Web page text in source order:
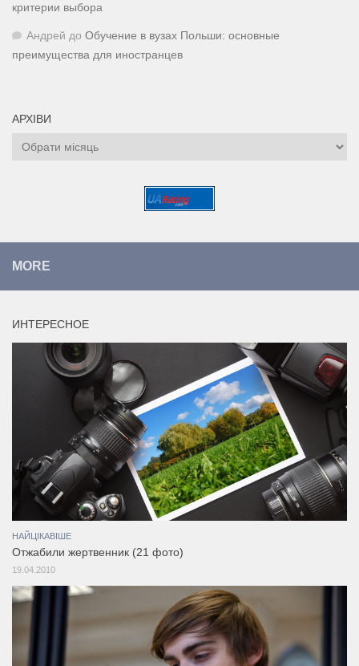
критерии выбора
Андрей до Обучение в вузах Польши: основные
преимущества для иностранцев
АРХІВИ
Архіви
MORE
ИНТЕРЕСНОЕ
НАЙЦІКАВІШЕ
Отжабили жертвенник (21 фото)
19.04.2010